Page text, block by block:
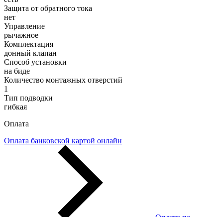
Защита от обратного тока
нет
Управление
рычажное
Комплектация
донный клапан
Способ установки
на биде
Количество монтажных отверстий
1
Тип подводки
гибкая
Оплата
Оплата банковской картой онлайн